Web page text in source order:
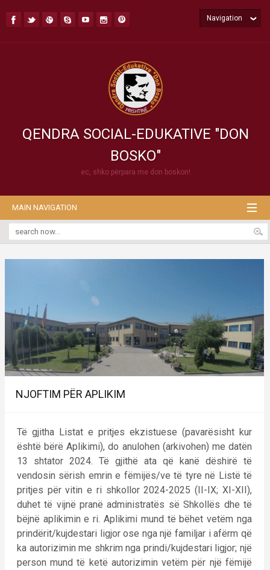
QENDRA SOCIAL-EDUKATIVE "DON
BOSKO"
ec, shko përpara me don boskon!
Navigation
MAIN NAVIGATION
NJOFTIM PËR APLIKIM
Të gjitha Listat e pritjes ekzistuese (pavarësisht kur
është bërë Aplikimi), do anulohen (arkivohen) me datën
13 shtator 2024. Të gjithë ata që kanë dëshirë të
vendosin sërish emrin e fëmijës/ve të tyre në Listë të
pritjes për vitin e ri shkollor 2024-2025 (II-IX; XI-XII),
duhet të vijnë pranë administratës së Shkollës dhe të
bëjnë aplikimin e ri. Aplikimi mund të bëhet vetëm nga
prindërit/kujdestari ligjor ose nga një familjar i afërm që
ka autorizimin me shkrim nga prindi/kujdestari ligjor; një
person mund të ketë autorizimin vetëm për një fëmijë